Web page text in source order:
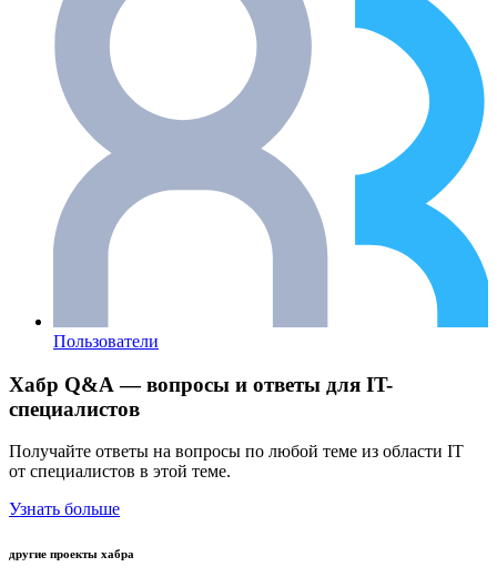
Пользователи
Хабр Q&A — вопросы и ответы для IT-
специалистов
Получайте ответы на вопросы по любой теме из области IT
от специалистов в этой теме.
Узнать больше
другие проекты хабра